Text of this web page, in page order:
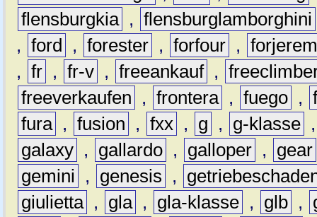
flensburgkia , flensburglamborghini
, ford , forester , forfour ,
, fr , fr-v , freeankauf ,
freeverkaufen
, frontera , fuego ,
fura , fusion , fxx , g , g-klasse
galaxy , gallardo , galloper ,
gear
gemini
, genesis ,
giulietta , gla , gla-klasse , glb ,